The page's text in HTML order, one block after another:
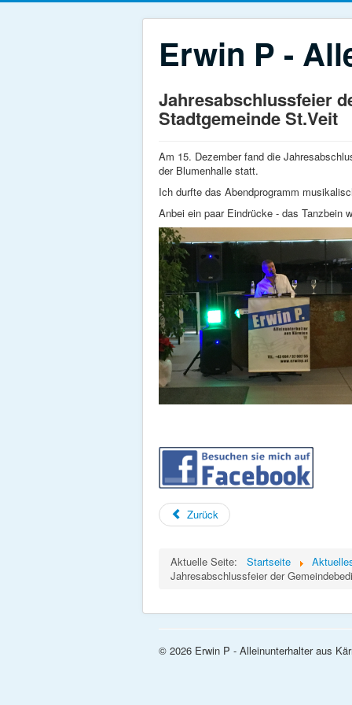
Erwin P -
Jahresabschlussfeier
Stadtgemeinde St.Veit
Am 15. Dezember fand die
der Blumenhalle statt.
Ich durfte das Abendprogramm
Anbei ein paar Eindrücke - das Tanzbein
Zurück
Aktuelle Seite: Startseite
Jahresabschlussfeier der
© 2026 Erwin P - Alleinunterhalter aus